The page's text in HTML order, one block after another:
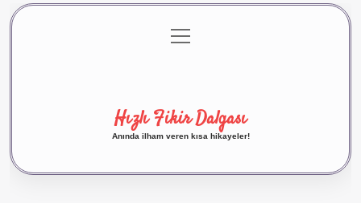
Gizlilik Politikası
menüyü
aç
Hızlı Fikir Dalgası
Anında ilham veren kısa hikayeler!